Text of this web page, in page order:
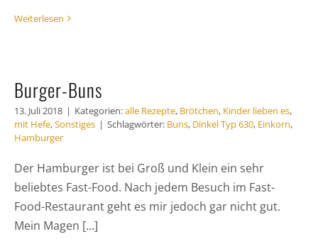
Weiterlesen
Burger-Buns
13. Juli 2018 | Kategorien:alle Rezepte, Brötchen, Kinder lieben es,
mit Hefe,Sonstiges | Schlagwörter: Buns, Dinkel Typ 630, Einkorn,
Hamburger
Der Hamburger ist bei Groß und Klein ein sehr
beliebtes Fast-Food. Nach jedem Besuch im Fast-
Food-Restaurant geht es mir jedoch gar nicht gut.
Mein Magen [...]